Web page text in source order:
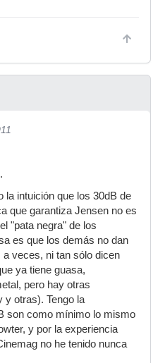
la intuición que los 30dB de
que garantiza Jensen no es
"pata negra" de los
es que los demás no dan
a veces, ni tan sólo dicen
ya tiene guasa,
pero hay otras
y otras). Tengo la
son como mínimo lo mismo
y por la experiencia
no he tenido nunca